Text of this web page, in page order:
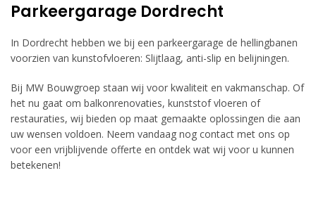
Parkeergarage Dordrecht
In Dordrecht hebben we bij een parkeergarage de hellingbanen
voorzien van kunstofvloeren: Slijtlaag, anti-slip en belijningen.
Bij MW Bouwgroep staan wij voor kwaliteit en vakmanschap. Of
het nu gaat om balkonrenovaties, kunststof vloeren of
restauraties, wij bieden op maat gemaakte oplossingen die aan
uw wensen voldoen. Neem vandaag nog contact met ons op
voor een vrijblijvende offerte en ontdek wat wij voor u kunnen
betekenen!